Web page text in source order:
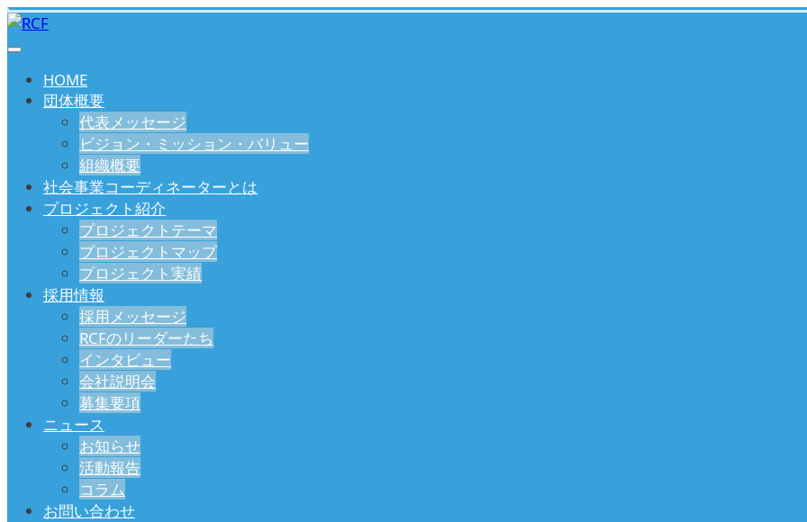
HOME
団体概要
代表メッセージ
ビジョン・ミッション・バリュー
組織概要
社会事業コーディネーターとは
プロジェクト紹介
プロジェクトテーマ
プロジェクトマップ
プロジェクト実績
採用情報
採用メッセージ
RCFのリーダーたち
インタビュー
会社説明会
募集要項
ニュース
お知らせ
活動報告
コラム
お問い合わせ